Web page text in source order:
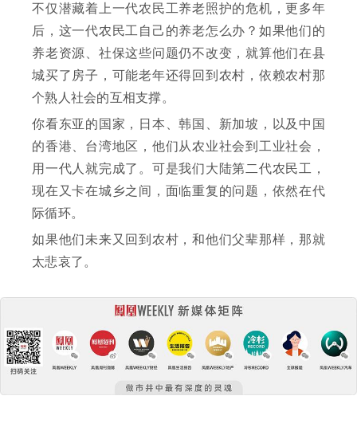
不仅潜藏着上一代农民工养老照护的危机，更多年
后，这一代农民工自己的养老怎么办？如果他们的
养老资源、社保这些问题仍不改变，就算他们在县
城买了房子，可能老年还得回到农村，依赖农村那
个熟人社会的互相支撑。
你看东亚的国家，日本、韩国、新加坡，以及中国
的香港、台湾地区，他们从农业社会到工业社会，
用一代人就完成了。可是我们大陆第二代农民工，
现在又卡在城乡之间，面临重复的问题，依然在代
际循环。
如果他们未来又回到农村，和他们父辈那样，那就
太悲哀了。